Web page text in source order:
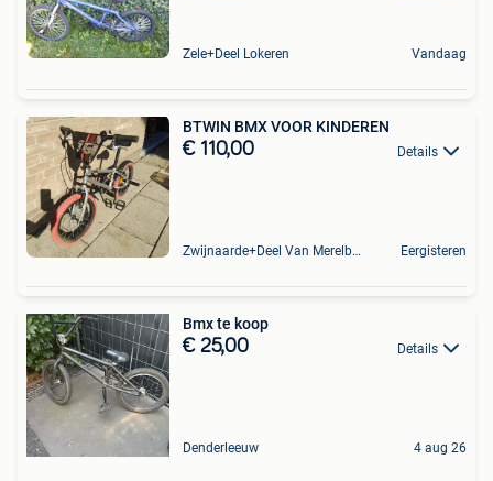
Zele+Deel Lokeren Vandaag
BTWIN BMX VOOR KINDEREN
€ 110,00 Details
Zwijnaarde+Deel Van Merelbeke Eergisteren
Bmx te koop
€ 25,00 Details
Denderleeuw 4 aug 26